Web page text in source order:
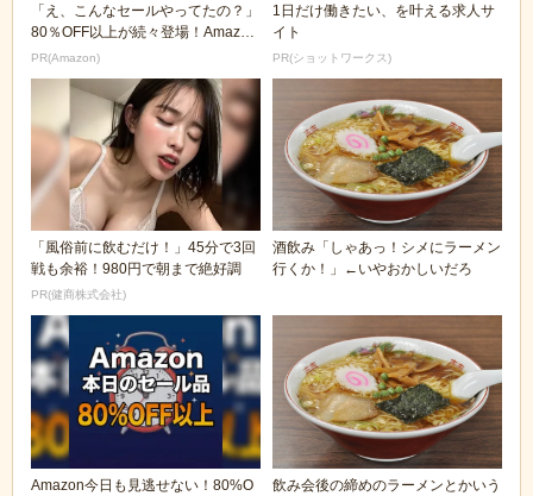
「え、こんなセールやってたの？」
80％OFF以上が続々登場！Amazon
の本気が...
PR(Amazon)
1日だけ働きたい、を叶える求人サ
イト
PR(ショットワークス)
「風俗前に飲むだけ！」45分で3回
戦も余裕！980円で朝まで絶好調
PR(健商株式会社)
酒飲み「しゃあっ！シメにラーメン
行くか！」←いやおかしいだろ
Amazon今日も見逃せない！80%O
飲み会後の締めのラーメンとかいう